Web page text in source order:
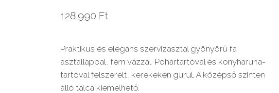
128.990 Ft
Praktikus és elegáns szervizasztal gyönyörű fa
asztallappal, fém vázzal. Pohártartóval és konyharuha-
tartóval felszerelt, kerekeken gurul. A középső szinten
álló tálca kiemelhető.